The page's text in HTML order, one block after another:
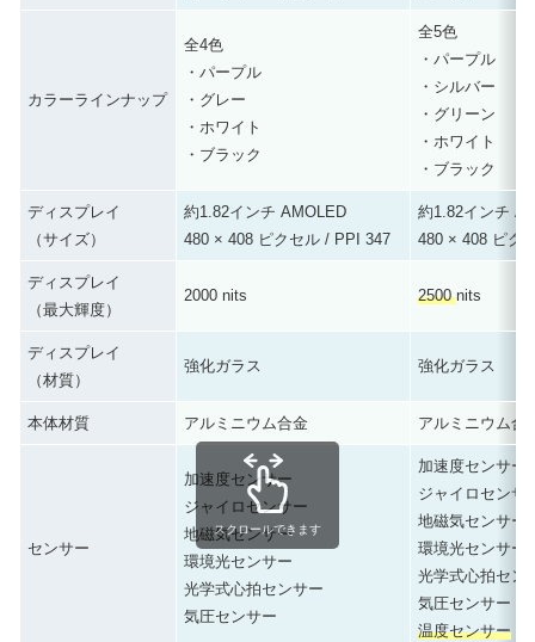
カラーラインナップ
全4色
・パープル
・グレー
・ホワイト
・ブラック
全5色
・パープル
・シルバー
・グリーン
・ホワイト
・ブラック
ディスプレイ
（サイズ）
約1.82インチ AMOLED
480 × 408 ピクセル / PPI 347
約1.82インチ
480 × 408 ピク
ディスプレイ
（最大輝度）
2000 nits 2500nits
ディスプレイ
（材質）
強化ガラス 強化ガラス
本体材質 アルミニウム合金 アルミニウム合
センサー
加速度センサー
ジャイロセンサー
地磁気センサー
環境光センサー
光学式心拍センサー
気圧センサー
加速度センサー
ジャイロセンサ
地磁気センサー
環境光センサー
光学式心拍セン
気圧センサー
温度センサー
スクロールできます